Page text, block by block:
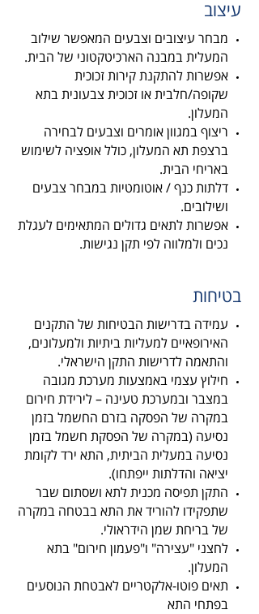
עיצוב
מבחר עיצובים וצבעים המאפשר שילוב
המעלית במבנה הארכיטקטוני של הבית.
אפשרות להתקנת קירות זכוכית
שקופה/חלבית או זכוכית צבעונית בתא
המעלון.
ריצוף במגוון אומרים וצבעים לבחירה
ברצפת תא המעלון, כולל אופציה לשימוש
באריחי הבית.
דלתות כנף / אוטומטיות במבחר צבעים
ושילובים.
אפשרות לתאים גדולים המתאימים לעגלת
נכים ולמלווה לפי תקן נגישות.
בטיחות
עמידה בדרישות הבטיחות של התקנים
האירופאיים למעליות ביתיות ולמעלונים,
והתאמה לדרישות התקן הישראלי.
חילוץ עצמי באמצעות מערכת מגובה
במצבר ובמערכת טעינה – לירידת חירום
במקרה של הפסקה בזרם החשמל בזמן
נסיעה (במקרה של הפסקת חשמל בזמן
נסיעה במעלית הביתית, התא ירד לקומת
יציאה והדלתות ייפתחו).
התקן תפיסה מכנית לתא ושסתום שבר
שתפקידו להוריד את התא בבטחה במקרה
של בריחת שמן הידראולי.
לחצני "עצירה" ו"פעמון חירום" בתא
המעלון.
תאים פוטו-אלקטריים לאבטחת הנוסעים
בפתחי התא